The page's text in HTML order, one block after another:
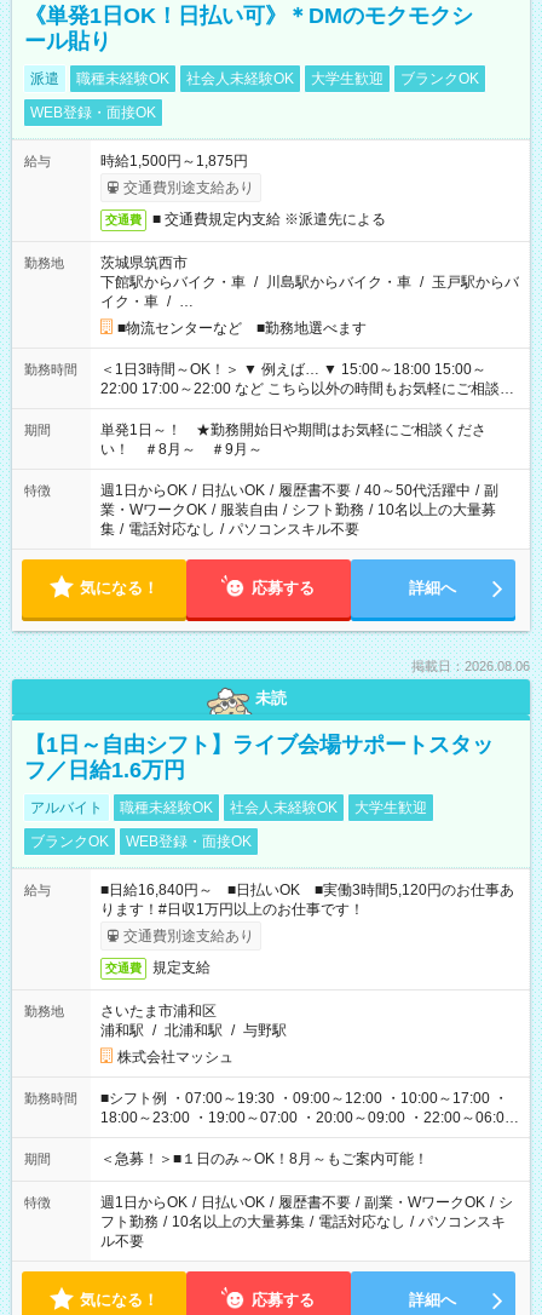
《単発1日OK！日払い可》＊DMのモクモクシ
ール貼り
派遣 職種未経験OK 社会人未経験OK 大学生歓迎
ブランクOK
WEB登録・面接OK
給与
時給1,500円～1,875円
交通費別途支給あり
交通費 ■ 交通費規定内支給 ※派遣先による
勤務地
茨城県筑西市
下館駅からバイク・車 / 川島駅からバイク・車 / 玉戸駅からバ
イク・車 / …
■物流センターなど ■勤務地選べます
勤務時間
＜1日3時間～OK！＞ ▼ 例えば… ▼ 15:00～18:00 15:00～
22:00 17:00～22:00 など こちら以外の時間もお気軽にご相談く
ださい！
期間
単発1日～！ ★勤務開始日や期間はお気軽にご相談くださ
い！ ＃8月～ ＃9月～
特徴 週1日からOK / 日払いOK / 履歴書不要 / 40～50代活躍中 / 副
業・WワークOK / 服装自由 / シフト勤務 / 10名以上の大量募
集 / 電話対応なし / パソコンスキル不要
気になる！ 応募する 詳細へ
掲載日：2026.08.06
未読
【1日～自由シフト】ライブ会場サポートスタッ
フ／日給1.6万円
アルバイト 職種未経験OK 社会人未経験OK
大学生歓迎
ブランクOK
WEB登録・面接OK
給与
■日給16,840円～ ■日払いOK ■実働3時間5,120円のお仕事あ
ります！#日収1万円以上のお仕事です！
交通費別途支給あり
交通費 規定支給
勤務地
さいたま市浦和区
浦和駅 / 北浦和駅 / 与野駅
株式会社マッシュ
勤務時間
■シフト例 ・07:00～19:30 ・09:00～12:00 ・10:00～17:00 ・
18:00～23:00 ・19:00～07:00 ・20:00～09:00 ・22:00～06:00
etc ★最短で3時間で5,120円のお仕事から 15時間で2万円近く稼
げるお仕事も！ ご希望のお時間に合わせてご紹介！ ※シフトは
ください！
期間 ＜急募！＞■１日のみ～OK！8月～もご案内可能！
特徴 週1日からOK / 日払いOK / 履歴書不要 / 副業・WワークOK / シ
フト勤務 / 10名以上の大量募集 / 電話対応なし / パソコンスキ
ル不要
気になる！ 応募する 詳細へ